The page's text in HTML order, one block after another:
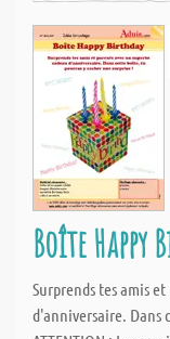
Boîte Happy
Surprends tes amis
d'anniversaire. Dans